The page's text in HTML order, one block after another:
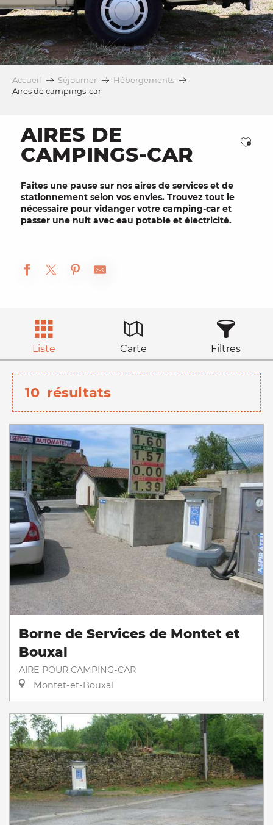
Accueil Séjourner
Hébergements
Aires de campings-car
AIRES DE
CAMPINGS-CAR
Faites une pause sur nos aires de services et de
stationnement selon vos envies. Trouvez tout le
nécessaire pour vidanger votre camping-car et
passer une nuit avec eau potable et électricité.
Liste Carte Filtres
10 résultats
Borne de Services de Montet et
Bouxal
AIRE POUR CAMPING-CAR
Montet-et-Bouxal